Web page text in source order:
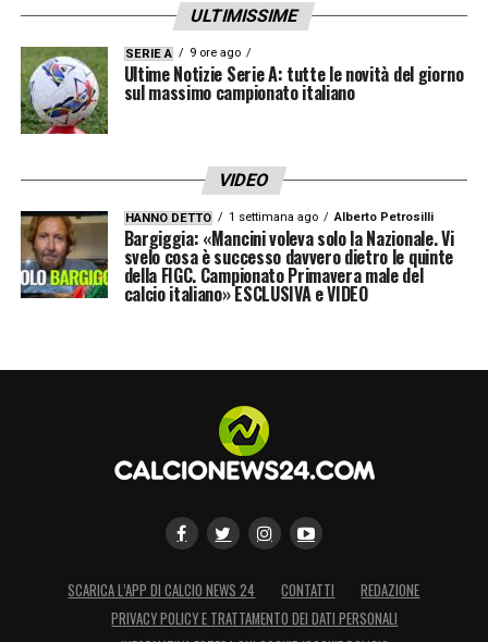
ULTIMISSIME
SERIE A 9 ore ago
Ultime Notizie Serie A: tutte le novità del giorno
sul massimo campionato italiano
VIDEO
HANNO DETTO 1 settimana ago Alberto Petrosilli
Bargiggia: «Mancini voleva solo la Nazionale. Vi
svelo cosa è successo davvero dietro le quinte
della FIGC. Campionato Primavera male del
calcio italiano» ESCLUSIVA e VIDEO
SCARICA L’APP DI CALCIO NEWS 24 CONTATTI
REDAZIONE
PRIVACY POLICY E TRATTAMENTO DEI DATI PERSONALI